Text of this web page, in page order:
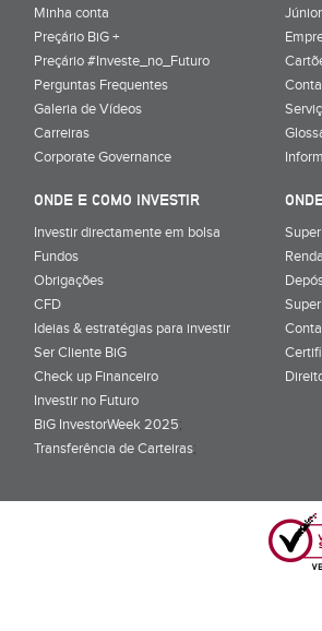
Minha conta
Preçário BiG +
Preçário #Investe_no_Futuro
Perguntas Frequentes
Galeria de Vídeos
Carreiras
Corporate Governance
ONDE E COMO INVESTIR
Investir directamente em bolsa
Fundos
Obrigações
CFD
Ideias & estratégias para investir
Ser Cliente BiG
Check up Financeiro
Investir no Futuro
BiG InvestorWeek 2025;
Transferência de Carteiras;